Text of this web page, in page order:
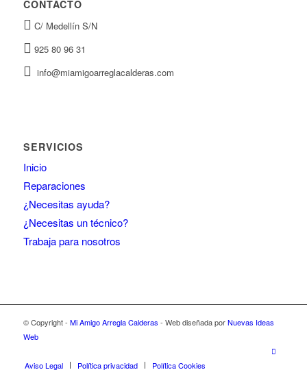
CONTACTO
C/ Medellín S/N
925 80 96 31
info@miamigoarreglacalderas.com
SERVICIOS
Inicio
Reparaciones
¿Necesitas ayuda?
¿Necesitas un técnico?
Trabaja para nosotros
© Copyright - Mi Amigo Arregla Calderas - Web diseñada porNuevas Ideas
Web
Aviso Legal Política privacidad Política Cookies